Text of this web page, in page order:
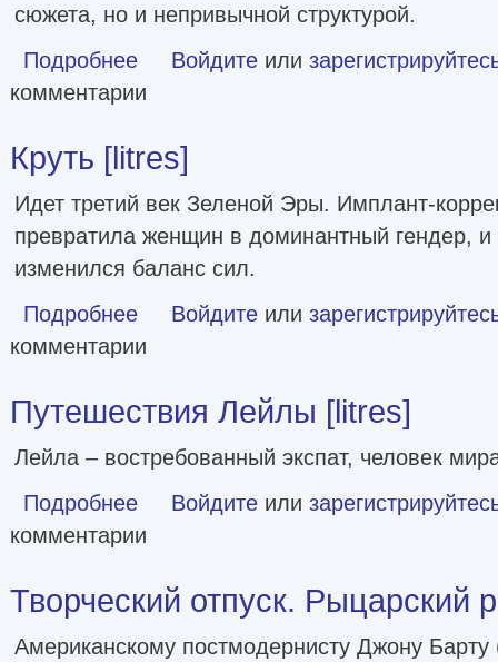
сюжета, но и непривычной структурой.
Подробнее о Возможности любовного романа
Войдите или
комментарии
Круть [litres]
Идет третий век Зеленой Эры. Имплант-
превратила женщин в доминантный гендер, и
изменился баланс сил.
Подробнее о Круть [litres]
Войдите или
комментарии
Путешествия Лейлы [litres]
Лейла – востребованный экспат, человек
Подробнее о Путешествия Лейлы [litres]
Войдите или
комментарии
Творческий отпуск. Рыцарский
Американскому постмодернисту Джону Барту